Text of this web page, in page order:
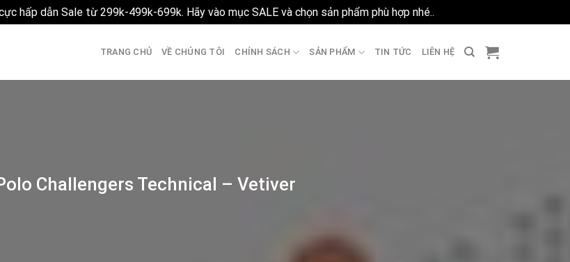
hấp dẫn Sale từ 299k-499k-699k. Hãy vào mục SALE và chọn sản phẩm phù hợp nhé..
TRANG CHỦ VỀ CHÚNG TÔI CHÍNH SÁCH SẢN PHẨM TIN TỨC LIÊN HỆ
Challengers Technical – Vetiver